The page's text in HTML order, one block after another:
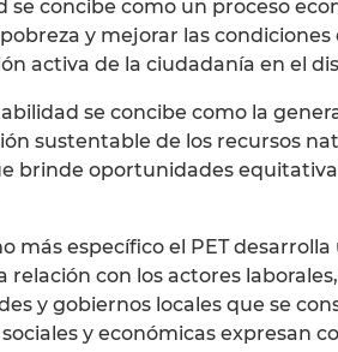
se concibe como un proceso
y mejorar las
activa de la ciudadanía en el
se concibe como la
sustentable de los recursos
brinde oportunidades
más específico el PET
relación con los actores
y gobiernos locales que se
y económicas expresan